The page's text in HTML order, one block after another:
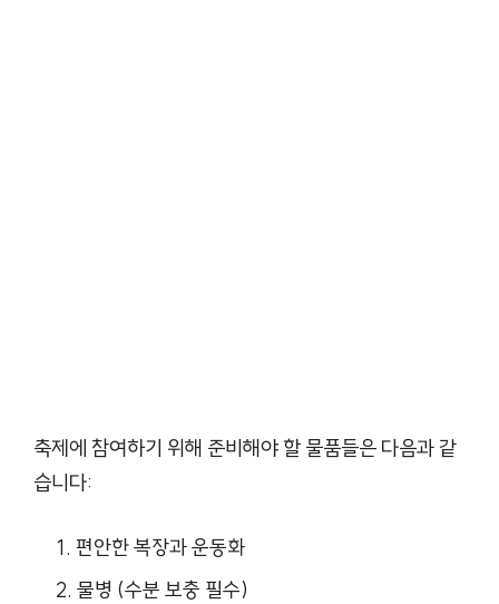
축제에 참여하기 위해 준비해야 할 물품들은 다음과 같
습니다:
편안한 복장과 운동화
물병 (수분 보충 필수)